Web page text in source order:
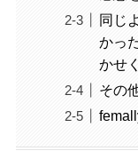
同じ
かっ
かせ
その